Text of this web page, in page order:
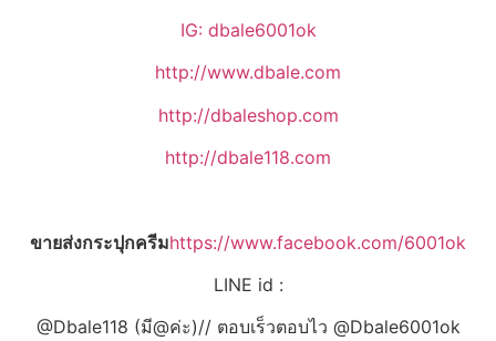
IG: dbale6001ok
http://www.dbale.com
http://dbaleshop.com
http://dbale118.com
ขายส่งกระปุกครีมhttps://www.facebook.com/6001ok
LINE id :
@Dbale118 (มี@ค่ะ)// ตอบเร็วตอบไว @Dbale6001ok